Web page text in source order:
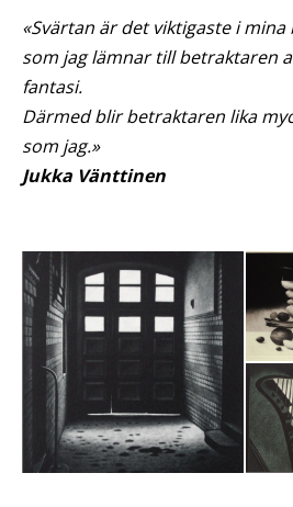
«Svärtan är det viktigaste i
som jag lämnar till betraktaren
fantasi.
Därmed blir betraktaren lika
som jag.»
Jukka Vänttinen